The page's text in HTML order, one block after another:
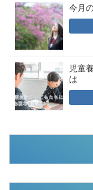
今月
児童
は